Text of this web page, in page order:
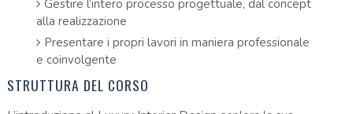
Gestire l’intero processo progettuale, dal concept
alla realizzazione
Presentare i propri lavori in maniera professionale
e coinvolgente
STRUTTURA DEL CORSO